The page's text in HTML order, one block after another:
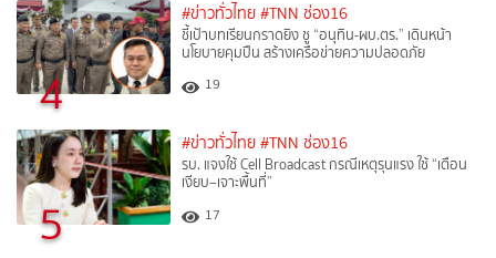
4
#ข่าวทั่วไทย #TNN ช่อง16
ชี้เป้าบทเรียนกราดยิง ชู “อนุทิน-ผบ.ตร.” เดินหน้า
นโยบายคุมปืน สร้างเครือข่ายความปลอดภัย
19
5
#ข่าวทั่วไทย #TNN ช่อง16
รบ. แจงใช้ Cell Broadcast กรณีเหตุรุนแรง ใช้ “เตือน
เงียบ–เจาะพื้นที่”
17